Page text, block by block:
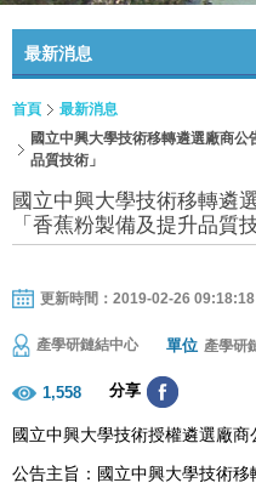
最新消息
首頁
最新消息
國立中興大學技術移轉遴選廠商
品質技術」
國立中興大學技術移轉遴
「香蕉粉製備及提升品質技
更新時間：2019-02-26
產學研鏈結中心 單位 產學研
1,558 分享
國立中興大學技術授權遴選廠商
公告主旨：國立中興大學技術移